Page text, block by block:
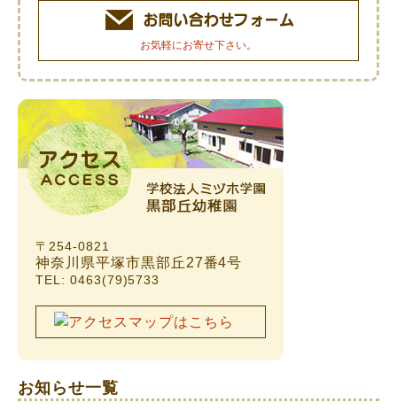
お気軽にお寄せ下さい。
〒254-0821
神奈川県平塚市黒部丘27番4号
TEL: 0463(79)5733
お知らせ一覧